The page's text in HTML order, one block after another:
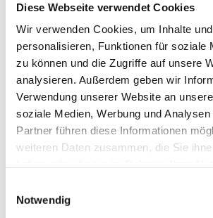
Diese Webseite verwendet Cookies
Wir verwenden Cookies, um Inhalte
personalisieren, Funktionen für soziale
zu können und die Zugriffe auf unsere
analysieren. Außerdem geben wir
Verwendung unserer Website an
soziale Medien, Werbung und
Partner führen diese Informationen
weiteren Daten zusammen, die Sie
Notwendig
MEV
30.10.-4.11.2018 | Faszination
Pferd, Nürnberg | BAY